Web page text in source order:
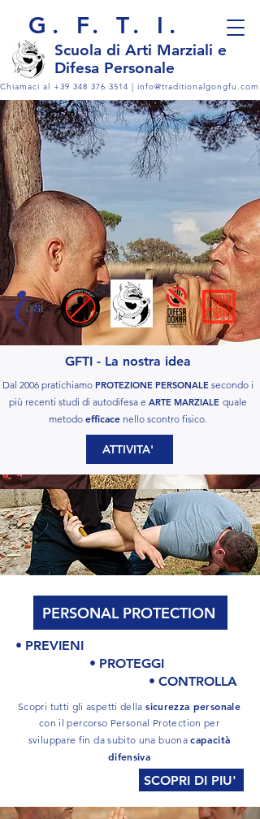
G. F. T. I.
Scuola di Arti Marziali e
Difesa Personale
Chiamaci al +39 348 376 3514 | info@traditionalgongfu.com
GFTI - La nostra idea
Dal 2006 pratichiamo PROTEZIONE PERSONALE secondo i
più recenti studi di autodifesa e ARTE MARZIALE quale
metodo efficace nello scontro fisico.
ATTIVITA'
PERSONAL PROTECTION
• PREVIENI
• PROTEGGI
• CONTROLLA
Scopri tutti gli aspetti dellasicurezza personale
con ilpercorso Personal Protection per
sviluppare fin da subito una buonacapacità
difensiva
SCOPRI DI PIU'